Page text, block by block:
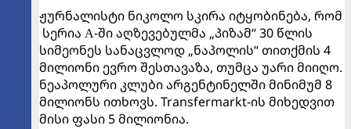
ჟურნალისტი ნიკოლო სკირა იტყობინება, რომ
სერია А-ში აღზევებულმა „პიზამ“ 30 წლის
სიმეონეს სანაცვლოდ „ნაპოლის“ თითქმის 4
მილიონი ევრო შესთავაზა, თუმცა უარი მიიღო.
ნეაპოლური კლუბი არგენტინელში მინიმუმ 8
მილიონს ითხოვს. Transfermarkt-ის მიხედვით
მისი ფასი 5 მილიონია.